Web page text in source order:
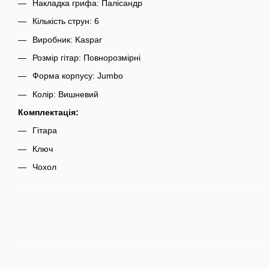
Накладка грифа: Палісандр
Кількість струн: 6
Виробник: Kaspar
Розмір гітар: Повнорозмірні
Форма корпусу: Jumbo
Колір: Вишневий
Комплектація:
Гітара
Ключ
Чохол